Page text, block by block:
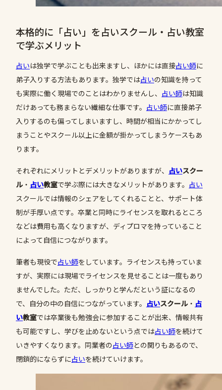
本格的に「占い」を占いスクール・占い教室
で学ぶメリット
占いは独学で学ぶことも出来ますし、ほかには直接占い師に
弟子入りする方法もあります。独学では占いの知識を持って
も実際に働く現場でのことはわかりませんし、 占い師は知識
だけあっても務まらない繊細な仕事です。 占い師に直接弟子
入りするのも偏ってしまいますし、時間が相当にかかってし
まうことやスクール以上に金額が掛かってしまうケースもあ
ります。
それぞれにメリットとデメリットがありますが、 占いスクー
ル ・ 占い教室で学ぶ際には大きなメリットがあります。 占い
スクールでは情報のシェアをしてくれることと、サポート体
制が手厚い点です。卒業と同時にライセンスを取れるところ
などは費用も高くなりますが、ディプロマを持っていること
によって自信につながります。
筆者も現役で占い師をしています。ライセンスも持っていま
すが、実際には現場でライセンスを見せることは一度もあり
ませんでした。ただ、しっかりと学んだという証になるの
で、自分の中の自信につながっています。 占いスクール ・ 占
い教室では卒業後も勉強会に参加することが出来、情報共有
も可能ですし、学びを止めないという点では占い師を続けて
いきやすくなります。同業者の占い師との関りもあるので、
閉鎖的にならずに占いを続けていけます。